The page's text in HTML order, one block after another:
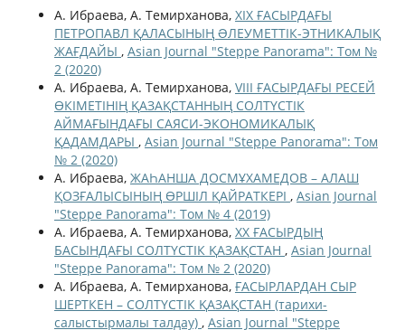
А. Ибраева, А. Темирханова, ХІХ ҒАСЫРДАҒЫ
ПЕТРОПАВЛ ҚАЛАСЫНЫҢ ƏЛЕУМЕТТІК-ЭТНИКАЛЫҚ
ЖАҒДАЙЫ , Asian Journal "Steppe Panorama": Том №
2 (2020)
А. Ибраева, А. Темирханова, VIII ҒАСЫРДАҒЫ РЕСЕЙ
ӨКІМЕТІНІҢ ҚАЗАҚСТАННЫҢ СОЛТҮСТІК
АЙМАҒЫНДАҒЫ САЯСИ-ЭКОНОМИКАЛЫҚ
ҚАДАМДАРЫ , Asian Journal "Steppe Panorama": Том
№ 2 (2020)
А. Ибраева, ЖАҺАНША ДОСМҰХАМЕДОВ – АЛАШ
ҚОЗҒАЛЫСЫНЫҢ ӨРШІЛ ҚАЙРАТКЕРІ , Asian Journal
"Steppe Panorama": Том № 4 (2019)
А. Ибраева, А. Темирханова, ХХ ҒАСЫРДЫҢ
БАСЫНДАҒЫ СОЛТҮСТІК ҚАЗАҚСТАН , Asian Journal
"Steppe Panorama": Том № 2 (2020)
А. Ибраева, А. Темирханова, ҒАСЫРЛАРДАН СЫР
ШЕРТКЕН – СОЛТҮСТІК ҚАЗАҚСТАН (тарихи-
салыстырмалы талдау) , Asian Journal "Steppe